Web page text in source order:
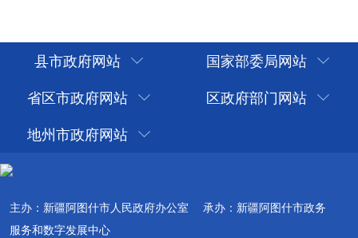
县市政府网站
国家部委局网站
省区市政府网站
区政府部门网站
地州市政府网站
主办：新疆阿图什市人民政府办公室
承办：新疆阿图什市政务
服务和数字发展中心